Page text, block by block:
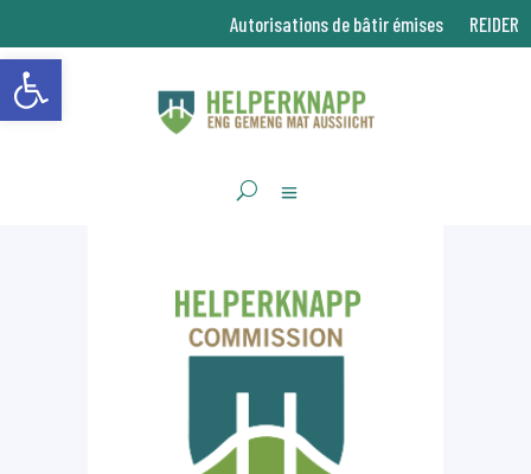
Ouvrir la barre d’outils
Autorisations de bâtir émises REIDER